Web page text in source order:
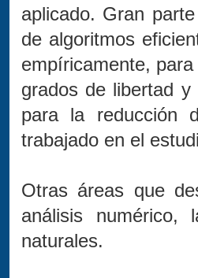
aplicado. Gran
de algoritmos
empíricamente,
grados de libertad
para la reducción
trabajado en el
Otras áreas que
análisis
naturales.